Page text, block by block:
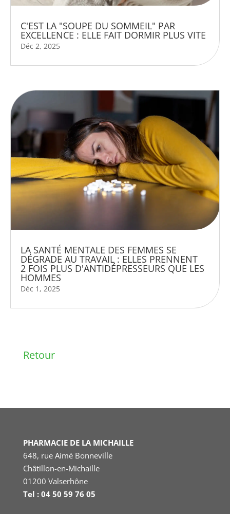
C'EST LA "SOUPE DU SOMMEIL" PAR
EXCELLENCE : ELLE FAIT DORMIR PLUS VITE
Déc 2, 2025
LA SANTÉ MENTALE DES FEMMES SE
DÉGRADE AU TRAVAIL : ELLES PRENNENT
2 FOIS PLUS D'ANTIDÉPRESSEURS QUE LES
HOMMES
Déc 1, 2025
Retour
PHARMACIE DE LA MICHAILLE
648, rue Aimé Bonneville
Châtillon-en-Michaille
01200 Valserhône
Tel : 04 50 59 76 05